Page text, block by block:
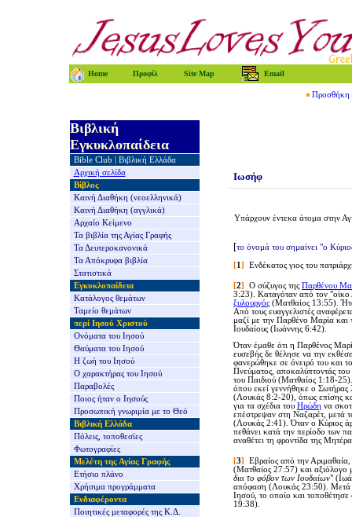
Home Προφίλ Site Map Email
Προσθήκη
Βιβλική
Εγκυκλοπαίδεια
Bible Club
Βιβλική Ελλάδα
Αρχική σελίδα
Βίβλος
Καινή Διαθήκη (νεοελληνικά)
Καινή Διαθήκη (αγγλικά)
Αρχαίο Κείμενο
Τα βιβλία τηςΑγίας Γραφής
Τα Δευτεροκανονικά
Τα Απόκρυφα βιβλία
Στατιστικά
Εγκυκλοπαίδεια
Κατάλογος θεμάτων
Ταμείο θεμάτων
περί Ιησού Χριστού
Ονόματα του Ιησού
Θαύματα του Ιησού
Η ζωή του Ιησού
Ο χαρακτήρας του Ιησού
Παραβολές
Ποιος ήταν ο Ιησούς
Προσωπική γνωριμία με το Θεό
Βιβλική Ελλάδα
Πόλεις, τοποθεσίες
Φωτογραφίες
Μελέτη της Αγίας Γραφής
Ετήσιο πλάνο
Χρήσιμα προγράμματα
Ενδιαφέροντα
Ποιητικές μεταφορές της Κ.Δ.
Ιωσήφ
Υπάρχουν έντεκα άτομα στην
[το όνομά του σημαίνει "ο
[1 ] Ενδέκατος γιος του
[2] Ο σύζυγος της Παρθένου
3:23). Καταγόταν από τον
ξυλουργός (Ματθαίος 13:55) .
Από τους ευαγγελιστές
μαζί με την Παρθένο Μαρία και
Ιουδαίους (Ιωάννης 6:42).
Όταν έμαθε ότι η Παρθένος
ευσεβής δε θέλησε να την
φανερώθηκε σε όνειρό του και
Πνεύματος, αποκαλύπτοντάς
του Παιδιού (Ματθαίος 1:18-
όπου εκεί γεννήθηκε ο
(Λουκάς 8:2-20), όπως επίσης
για τα σχέδια του Ηρώδη να
επέστρεψαν στη Ναζαρέτ, μετά
(Λουκάς 2:41). Όταν ο Κύριος
πεθάνει κατά την περίοδο των
αναθέτει τη φροντίδα της
[3]
Εβραίος από την
(Ματθαίος 27:57) και αξιόλογο
δια το φόβον των Ιουδαίων"
απόφαση (Λουκάς 23:50) .
Ιησού, το οποίο και
19:38).